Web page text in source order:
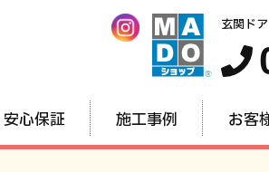
玄関ド
安心保証 施工事例 お客